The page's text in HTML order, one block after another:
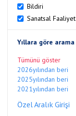
Bildiri
Sanatsal Faaliyet
Yıllara göre arama
Tümünü göster
2026yılından beri
2025yılından beri
2021yılından beri
Özel Aralık Girişi